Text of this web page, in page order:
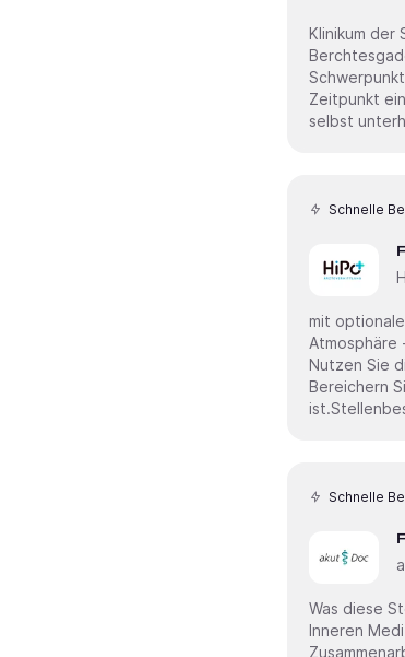
Klinikum
Berchtesgadener
Zeitpunkt
selbst
Schnelle
mit
Atmosphäre -
Nutzen Sie
Bereichern
Schnelle
Was diese Stelle besonders macht:
Inneren
Zusammenarbeit. Im Auftrag unseres Kunden, einem der größten